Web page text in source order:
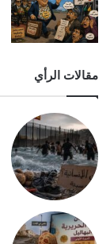
مقالات الرأي